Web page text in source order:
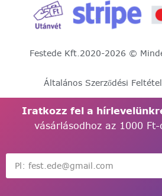
Festede Kft.2020-2026 ©
Általános Szerződési
Iratkozz fel a
vásárlásodhoz az 1000